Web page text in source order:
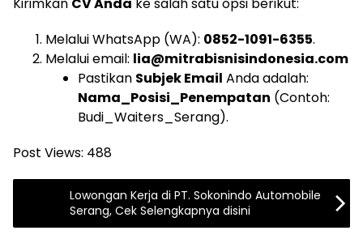
Melalui WhatsApp (WA): 0852-1091-6355.
Melalui email: lia@mitrabisnisindonesia.com
Pastikan Subjek Email Anda adalah:
Nama_Posisi_Penempatan (Contoh:
Budi_Waiters_Serang).
Post Views: 488
Lowongan Kerja di PT. Sokonindo Automobile
Serang, Cek Selengkapnya disini